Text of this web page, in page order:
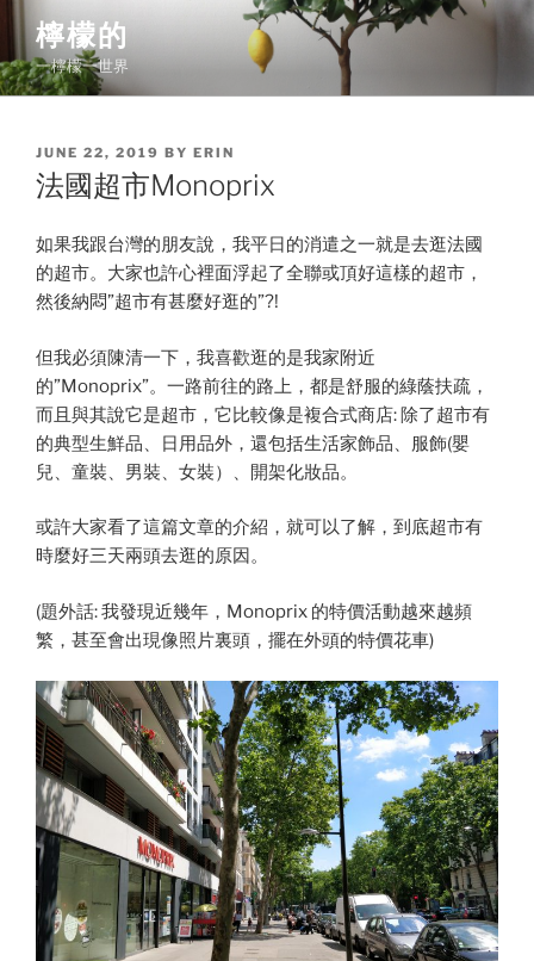
content
檸檬的
一檸檬一世界
POSTED
ON
JUNE 22, 2019 BY ERIN
法國超市Monoprix
如果我跟台灣的朋友說，我平日的消遣之一就是去逛法國
的超市。大家也許心裡面浮起了全聯或頂好這樣的超市，
然後納悶”超市有甚麼好逛的”?!
但我必須陳清一下，我喜歡逛的是我家附近
的”Monoprix”。一路前往的路上，都是舒服的綠蔭扶疏，
而且與其說它是超市，它比較像是複合式商店: 除了超市有
的典型生鮮品、日用品外，還包括生活家飾品、服飾(嬰
兒、童裝、男裝、女裝）、開架化妝品。
或許大家看了這篇文章的介紹，就可以了解，到底超市有
時麼好三天兩頭去逛的原因。
(題外話: 我發現近幾年，Monoprix 的特價活動越來越頻
繁，甚至會出現像照片裏頭，擺在外頭的特價花車)